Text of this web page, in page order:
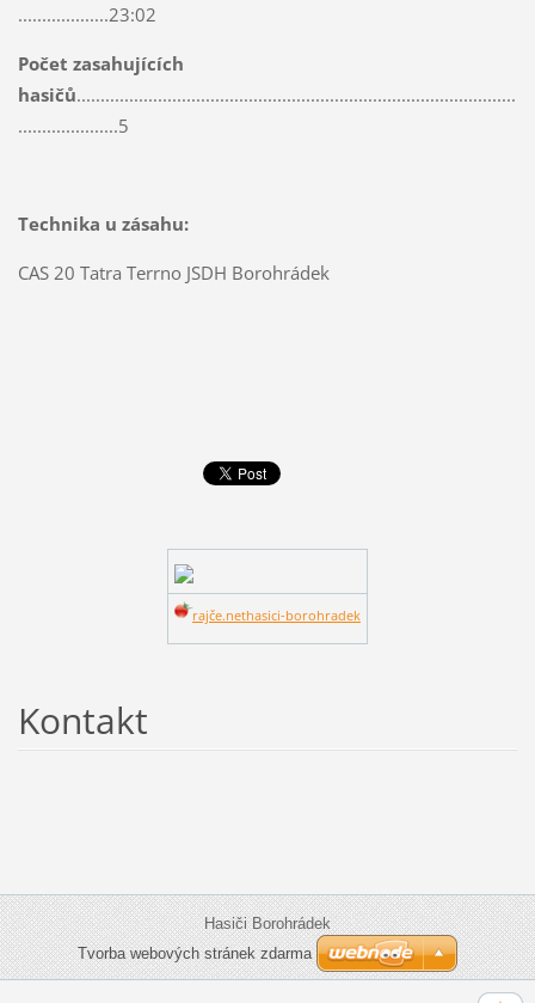
...................23:02
Počet zasahujících
hasičů............................................................................................
.....................5
Technika u zásahu:
CAS 20 Tatra Terrno JSDH Borohrádek
hasici-borohradek
rajče.net
Kontakt
Hasiči Borohrádek
Tvorba webových stránek zdarma